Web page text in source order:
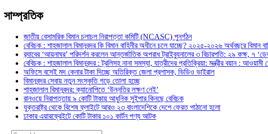
সাম্প্রতিক
জাতীয় বেসামরিক বিমান চলাচল নিরাপত্তা কমিটি (NCASC) পুনর্গঠন
বেবিচক : শাহজালাল বিমানবন্দর কি বিমান বাহিনীর অধীনে চলে যাচ্ছে? ২০২৫-২০২৬ অর্থবছরে
র‍্যাবের ‘আয়নাঘর’ পরিদর্শন করলেন আন্তর্জাতিক অপরাধ ট্রাইব্যুনালের ৩ বিচারপতি: ২৯ কক্ষ, ৭
বেবিচক : শাহজালাল বিমানবন্দর : ট্রলিসহ নানা সমস্যা, যাত্রীদের প্রতিক্রিয়া: মন্ত্রীর বয়ান :
অফিসে বসেই মদ কেনার টাকা দিচ্ছে অতিরিক্ত জেলা প্রশাসক, ভিডিও ভাইরাল
বিমানবন্দর সেবায় নতুন সংস্কৃতি গড়ে তোলা হচ্ছে
শাহজালাল বিমানবন্দর: ক্যানোপিতে ‘উন্নতির লক্ষণ নেই’
রানওয়ে নিরাপত্তায় ৯ কোটি টাকায় আধুনিক সুইপার কিনছে বেবিচক
যুক্তরাষ্ট্র থেকে বিশেষ ফ্লাইটে আরও ২৩ বাংলাদেশিকে দেশে ফেরত পাঠানো হলো
ঢাকার এয়ারফ্রেইটে কোটি টাকার ১০১ কার্টন পণ্য আটক